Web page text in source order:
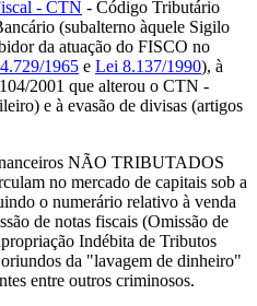
- CTN - Código Tributário
(subalterno àquele Sigilo
da atuação do FISCO no
1965 e Lei 8.137/1990), à
2001 que alterou o CTN -
e à evasão de divisas (artigos
NÃO TRIBUTADOS
no mercado de capitais sob a
o numerário relativo à venda
de notas fiscais (Omissão de
Indébita de Tributos
da "lavagem de dinheiro"
entre outros criminosos.